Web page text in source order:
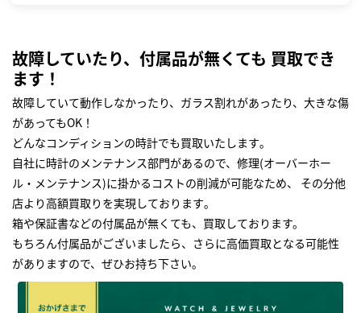
故障していたり、付属品が無くても 買取でき
ます！
故障していて動作しなかったり、ガラス割れがあったり、大きな傷
があってもOK！
どんなコンディションの時計でも買取いたします｡
自社に時計のメンテナンス部門があるので、修理(オーバーホー
ル・メンテナンス)に掛かるコストの削減が可能なため、 その分他
店より高額買取りを実現しております｡
箱や保証書などの付属品が無くても、買取しております。
もちろん付属品がございましたら、さらに高価買取となる可能性
がありますので、ぜひお持ち下さい｡